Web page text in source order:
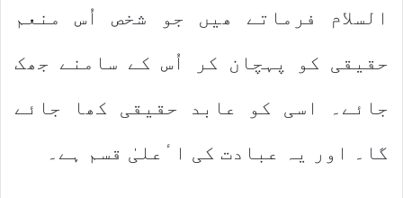
السلام فرماتے ھیں جو شخص اُس منعم
حقیقی کو پہچان کر اُس کے سامنے جھک
جائے۔ اسی کو عابد حقیقی کھا جائے
گا۔ اور یہ عبادت کی اٴعلیٰ قسم ہے۔